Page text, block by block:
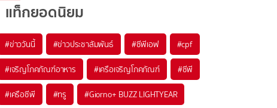
แท็กยอดนิยม
#ข่าววันนี้ #ข่าวประชาสัมพันธ์ #ซีพีเอฟ #cpf
#เจริญโภคภัณฑ์อาหาร #เครือเจริญโภคภัณฑ์ #ซีพี
#เครือซีพี #ทรู #Giorno+ BUZZ LIGHTYEAR